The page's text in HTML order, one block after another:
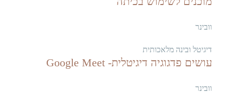
וובינר
דיגיטל ובינה מלאכותית
עושים פדגוגיה דיגיטלית- Google Meet
וובינר